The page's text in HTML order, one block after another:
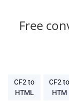
Free
CF2 to
HTML
CF2 to
HTM